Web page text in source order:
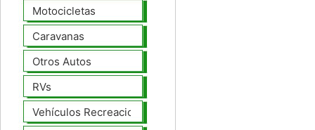
Motocicletas
Caravanas
Otros Autos
RVs
Vehículos Recreacionales